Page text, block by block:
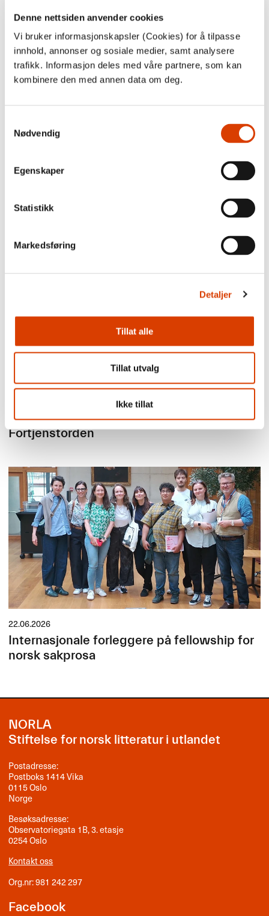
Denne nettsiden anvender cookies
Vi bruker informasjonskapsler (Cookies) for å tilpasse
innhold, annonser og sosiale medier, samt analysere
trafikk. Informasjon deles med våre partnere, som kan
kombinere den med annen data om deg.
Nødvendig
Egenskaper
Statistikk
Markedsføring
Detaljer
Tillat alle
Tillat utvalg
Ikke tillat
Siste saker
Lucy Moffatt - Månedens oversetter
Mišo Grundler tildelt Den Kongelige Norske
Fortjenstorden
22.06.2026
Internasjonale forleggere på fellowship for
norsk sakprosa
NORLA
Stiftelse for norsk litteratur i utlandet
Postadresse:
Postboks 1414 Vika
0115 Oslo
Norge
Besøksadresse:
Observatoriegata 1B, 3. etasje
0254 Oslo
Kontakt oss
Org.nr: 981 242 297
Facebook